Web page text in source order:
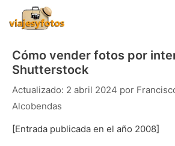
contenido
Cómo vender fotos por
Shutterstock
2 abril 2024 por
Alcobendas
[Entrada publicada en el año 2008]